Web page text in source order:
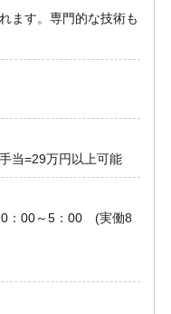
ます。専門的な技術も
当=29万円以上可能
：00～5：00 (実働8